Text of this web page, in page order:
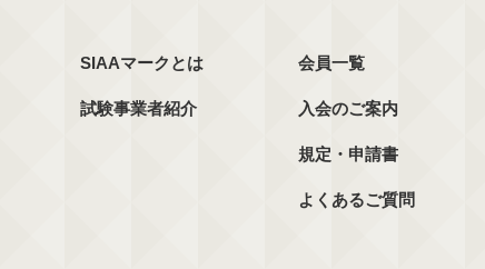
SIAAマークとは
試験事業者紹介
会員一覧
入会のご案内
規定・申請書
よくあるご質問